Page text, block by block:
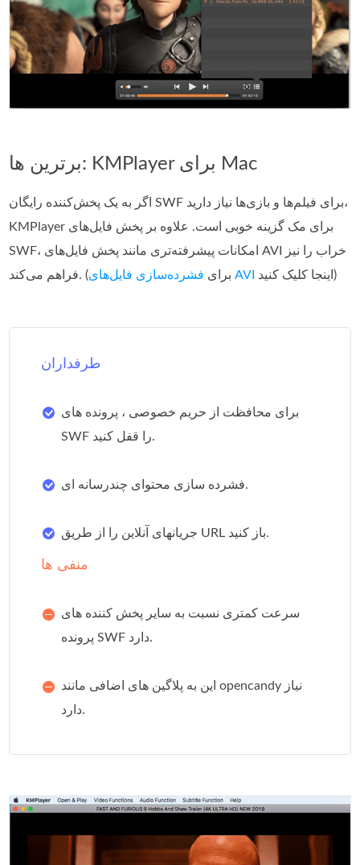
برترین ها: KMPlayer برای Mac
اگر به یک پخش‌کننده رایگان SWF برای فیلم‌ها و بازی‌ها نیاز دارید،
KMPlayer برای مک گزینه خوبی است. علاوه بر پخش فایل‌های
SWF، امکانات پیشرفته‌تری مانند پخش فایل‌های AVI خراب را نیز
فراهم می‌کند. (برای فشرده‌سازی فایل‌های AVI اینجا کلیک کنید)
طرفداران
برای محافظت از حریم خصوصی ، پرونده های
SWF را قفل کنید.
فشرده سازی محتوای چندرسانه ای.
جریانهای آنلاین را از طریق URL باز کنید.
منفی ها
سرعت کمتری نسبت به سایر پخش کننده های
پرونده SWF دارد.
این به پلاگین های اضافی مانند opencandy نیاز
دارد.